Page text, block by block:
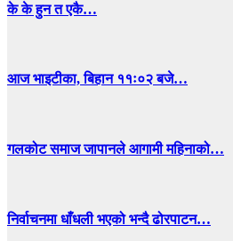
के के हुन त एकै…
आज भाइटीका, बिहान ११ः०२ बजे…
गलकोट समाज जापानले आगामी महिनाको…
निर्वाचनमा धाँधली भएको भन्दै ढोरपाटन…